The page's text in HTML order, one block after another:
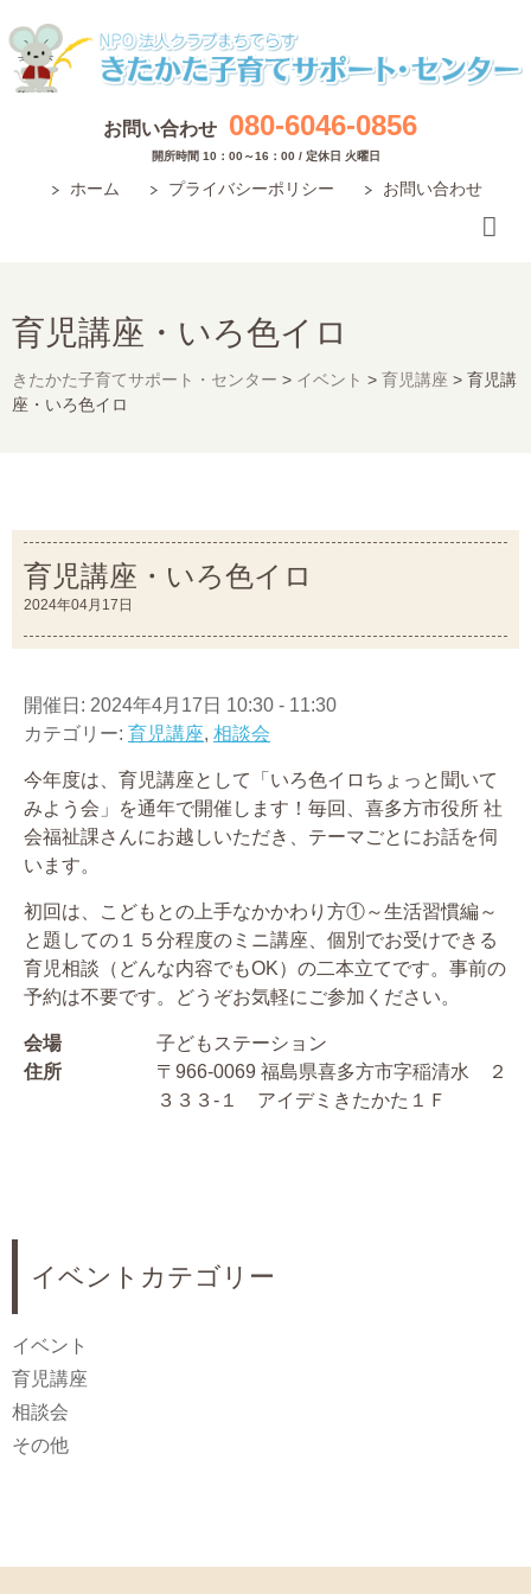
お問い合わせ 080-6046-0856
開所時間 10：00～16：00 / 定休日 火曜日
ホーム プライバシーポリシー お問い合わせ
育児講座・いろ色イロ
きたかた子育てサポート・センター > イベント > 育児講座 > 育児講
座・いろ色イロ
育児講座・いろ色イロ
2024年04月17日
開催日: 2024年4月17日 10:30 - 11:30
カテゴリー: 育児講座, 相談会
今年度は、育児講座として「いろ色イロちょっと聞いて
みよう会」を通年で開催します！毎回、喜多方市役所 社
会福祉課さんにお越しいただき、テーマごとにお話を伺
います。
初回は、こどもとの上手なかかわり方①～生活習慣編～
と題しての１５分程度のミニ講座、個別でお受けできる
育児相談（どんな内容でもOK）の二本立てです。事前の
予約は不要です。どうぞお気軽にご参加ください。
会場
子どもステーション
住所
〒966-0069 福島県喜多方市字稲清水 ２
３３３-１ アイデミきたかた１Ｆ
イベントカテゴリー
イベント
育児講座
相談会
その他